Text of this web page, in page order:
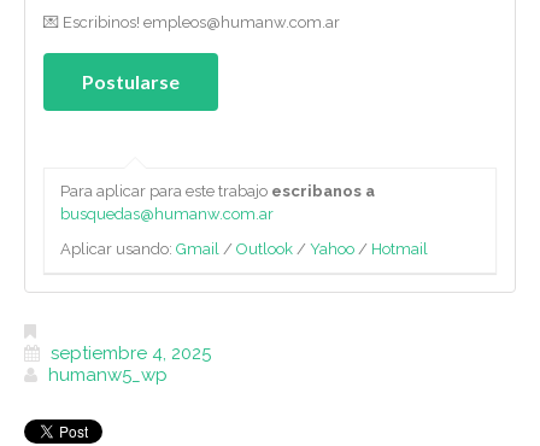
💌 Escribinos! empleos@humanw.com.ar
Para aplicar para este trabajo escribanos a
busquedas@humanw.com.ar
Aplicar usando: Gmail / Outlook / Yahoo / Hotmail
septiembre 4, 2025
humanw5_wp